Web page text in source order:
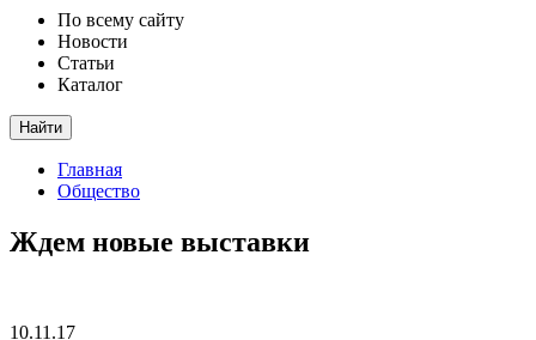
По всему сайту
Новости
Статьи
Каталог
Найти
Главная
Общество
Ждем новые выставки
10.11.17